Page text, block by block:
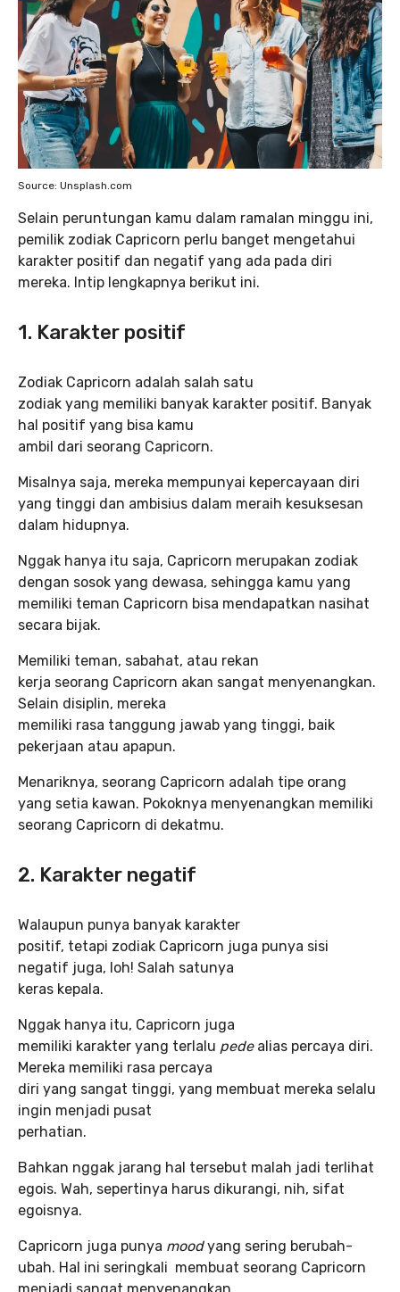
Source: Unsplash.com
Selain peruntungan kamu dalam ramalan minggu ini,
pemilik zodiak Capricorn perlu banget mengetahui
karakter positif dan negatif yang ada pada diri
mereka. Intip lengkapnya berikut ini.
1. Karakter positif
Zodiak Capricorn adalah salah satu
zodiak yang memiliki banyak karakter positif. Banyak
hal positif yang bisa kamu
ambil dari seorang Capricorn.
Misalnya saja, mereka mempunyai kepercayaan diri
yang tinggi dan ambisius dalam meraih kesuksesan
dalam hidupnya.
Nggak hanya itu saja, Capricorn merupakan zodiak
dengan sosok yang dewasa, sehingga kamu yang
memiliki teman Capricorn bisa mendapatkan nasihat
secara bijak.
Memiliki teman, sabahat, atau rekan
kerja seorang Capricorn akan sangat menyenangkan.
Selain disiplin, mereka
memiliki rasa tanggung jawab yang tinggi, baik
pekerjaan atau apapun.
Menariknya, seorang Capricorn adalah tipe orang
yang setia kawan. Pokoknya menyenangkan memiliki
seorang Capricorn di dekatmu.
2. Karakter negatif
Walaupun punya banyak karakter
positif, tetapi zodiak Capricorn juga punya sisi
negatif juga, loh! Salah satunya
keras kepala.
Nggak hanya itu, Capricorn juga
memiliki karakter yang terlalu pedealias percaya diri.
Mereka memiliki rasa percaya
diri yang sangat tinggi, yang membuat mereka selalu
ingin menjadi pusat
perhatian.
Bahkan nggak jarang hal tersebut malah jadi terlihat
egois. Wah, sepertinya harus dikurangi, nih, sifat
egoisnya.
Capricorn juga punya moodyang sering berubah-
ubah. Hal ini seringkali membuat seorang Capricorn